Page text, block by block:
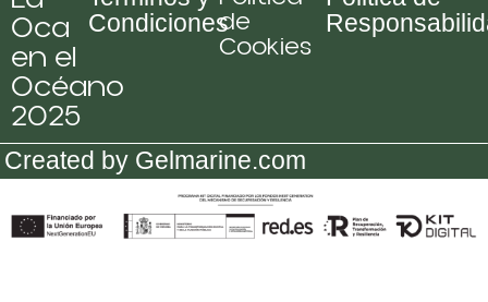
Oca
en el
Océano
2025
Condicionesde
Cookies
Created by Gelmarine.com